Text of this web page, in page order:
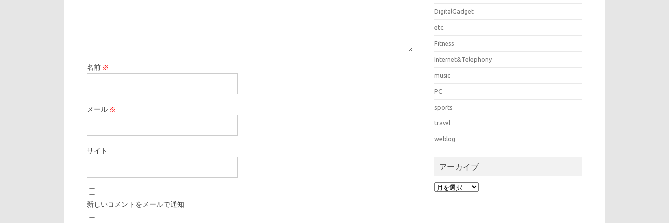
名前 ※
メール ※
サイト
新しいコメントをメールで通知
DigitalGadget
etc.
Fitness
Internet&Telephony
music
PC
sports
travel
weblog
アーカイブ
ア